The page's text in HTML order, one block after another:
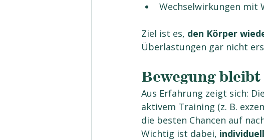
Wechselwirkungen mit
Ziel ist es, den Körper
Überlastungen gar nicht
Bewegung
Aus Erfahrung zeigt sich:
aktivem Training (z. B.
die besten Chancen auf
Wichtig ist dabei,